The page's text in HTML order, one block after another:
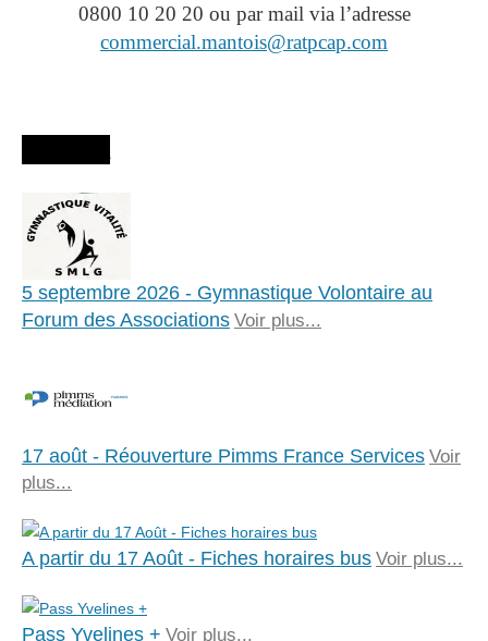
0800 10 20 20 ou par mail via l’adresse
commercial.mantois@ratpcap.com
5 septembre 2026 - Gymnastique Volontaire au
Forum des Associations Voir plus...
17 août - Réouverture Pimms France Services Voir
plus...
A partir du 17 Août - Fiches horaires bus Voir plus...
Pass Yvelines + Voir plus...